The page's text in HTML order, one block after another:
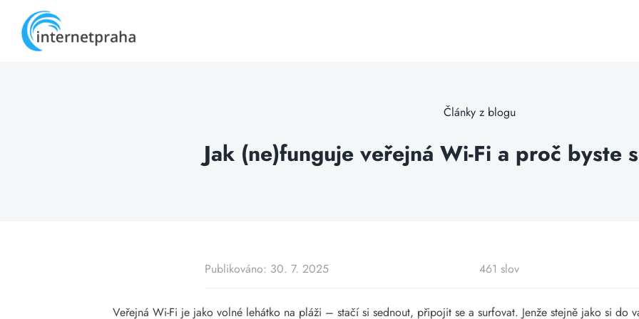
content
Články z blogu
Jak (ne)funguje veřejná Wi-Fi a proč byste
Publikováno: 30. 7. 2025 461 slov
Veřejná Wi-Fi je jako volné lehátko na pláži – stačí si sednout, připojit se a surfovat. Jenže stejně jako si do